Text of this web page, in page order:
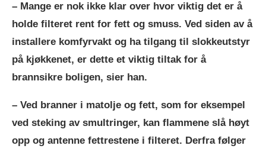
– Mange er nok ikke klar over hvor viktig det er å
holde filteret rent for fett og smuss. Ved siden av å
installere komfyrvakt og ha tilgang til slokkeutstyr
på kjøkkenet, er dette et viktig tiltak for å
brannsikre boligen, sier han.
– Ved branner i matolje og fett, som for eksempel
ved steking av smultringer, kan flammene slå høyt
opp og antenne fettrestene i filteret. Derfra følger